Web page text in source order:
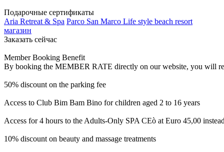
Подарочные сертификаты
Aria Retreat & Spa Parco San Marco Life style beach resort
магазин
Заказать сейчас
Member Booking Benefit
By booking the MEMBER RATE directly on our website, you will
50% discount on the parking fee
Access to Club Bim Bam Bino for children aged 2 to 16 years
Access for 4 hours to the Adults-Only SPA CEò at Euro 45,00
10% discount on beauty and massage treatments